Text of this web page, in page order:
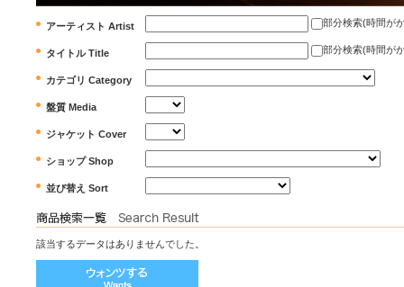
アーティスト Artist 部分検索(時間が
タイトル Title 部分検索(時間が
カテゴリ Category
盤質 Media
ジャケット Cover
ショップ Shop
並び替え Sort
該当するデータはありませんでした。